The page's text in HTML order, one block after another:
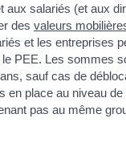
aux salariés (et aux
des valeurs
et les entreprises
PEE. Les sommes
sauf cas de
en place au niveau de
pas au même